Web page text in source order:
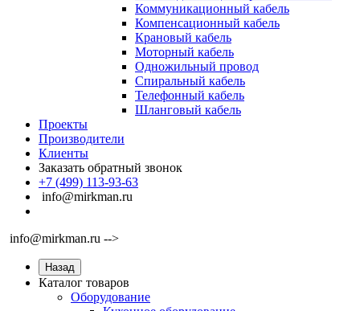
Коммуникационный кабель
Компенсационный кабель
Крановый кабель
Моторный кабель
Одножильный провод
Спиральный кабель
Телефонный кабель
Шланговый кабель
Проекты
Производители
Клиенты
Заказать обратный звонок
+7 (499) 113-93-63
info@mirkman.ru
info@mirkman.ru -->
Назад
Каталог товаров
Оборудование